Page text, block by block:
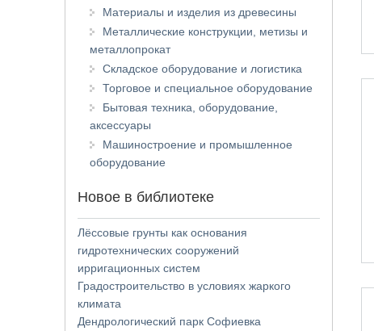
Материалы и изделия из древесины
Металлические конструкции, метизы и
металлопрокат
Складское оборудование и логистика
Торговое и специальное оборудование
Бытовая техника, оборудование,
аксессуары
Машиностроение и промышленное
оборудование
Новое в библиотеке
Лёссовые грунты как основания
гидротехнических сооружений
ирригационных систем
Градостроительство в условиях жаркого
климата
Дендрологический парк Софиевка